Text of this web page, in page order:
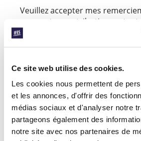
Ce site web utilise des cookies.
Les cookies nous permettent de
et les annonces, d'offrir des
médias sociaux et d'analyser notre
partageons également des
notre site avec nos partenaires de
Veuillez accepter mes
pour votre contribution en tant
et je vous transmets mes
une nouvelle année remplie de
êtes, pour sa gloire.
Jamil